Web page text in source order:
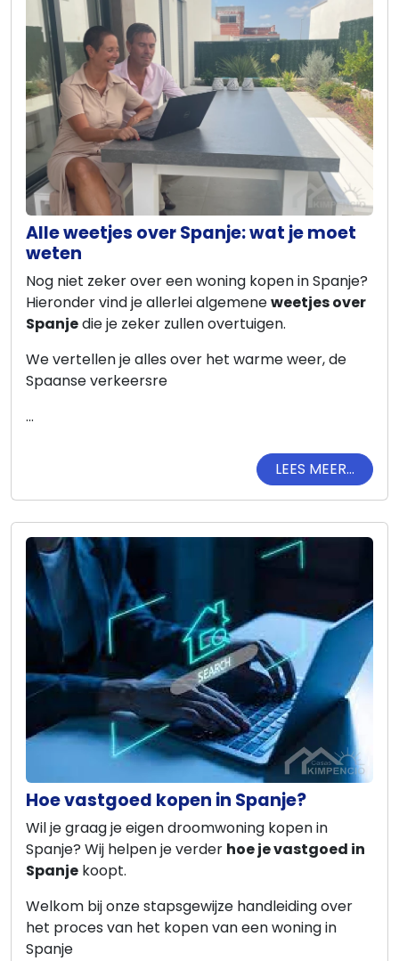
Ons
team
Ons
kantoor
Onze
werkwijze
Contacteer
ons
Blog
Cookies
Alle weetjes over Spanje: wat je moet
weten
Nog niet zeker over een woning kopen in Spanje?
Hieronder vind je allerlei algemeneweetjes over
Spanjedie je zeker zullen overtuigen.
We vertellen je alles over het warme weer, de
Spaanse verkeersre
...
LEES MEER...
Hoe vastgoed kopen in Spanje?
Wil je graag je eigen droomwoning kopen in
Spanje? Wij helpen je verder hoe je vastgoed in
Spanje koopt.
Welkom bij onze stapsgewijze handleiding over
het proces van het kopen van een woning in
Spanje